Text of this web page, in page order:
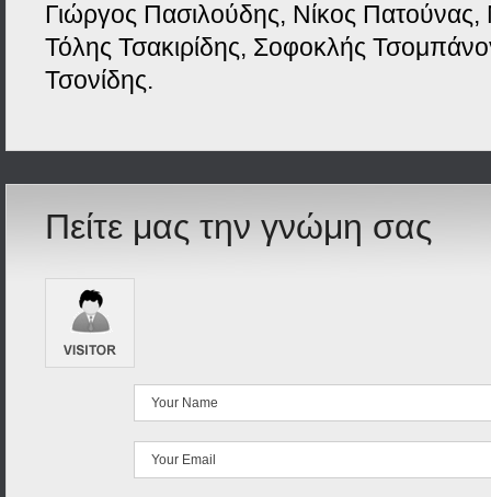
Γιώργος Πασιλούδης, Νίκος Πατούνας,
Τόλης Τσακιρίδης, Σοφοκλής
Τσονίδης.
Πείτε μας την γνώμη σας